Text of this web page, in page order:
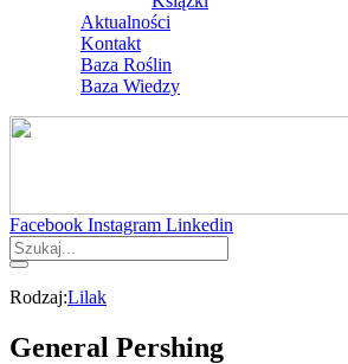
Aktualności
Kontakt
Baza Roślin
Baza Wiedzy
Facebook Instagram Linkedin
Rodzaj:Lilak
General Pershing